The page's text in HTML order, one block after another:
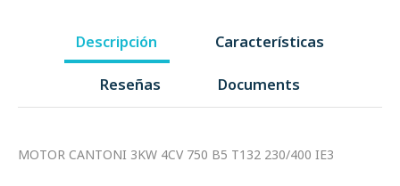
Descripción Características
Reseñas Documents
MOTOR CANTONI 3KW 4CV 750 B5 T132 230/400 IE3